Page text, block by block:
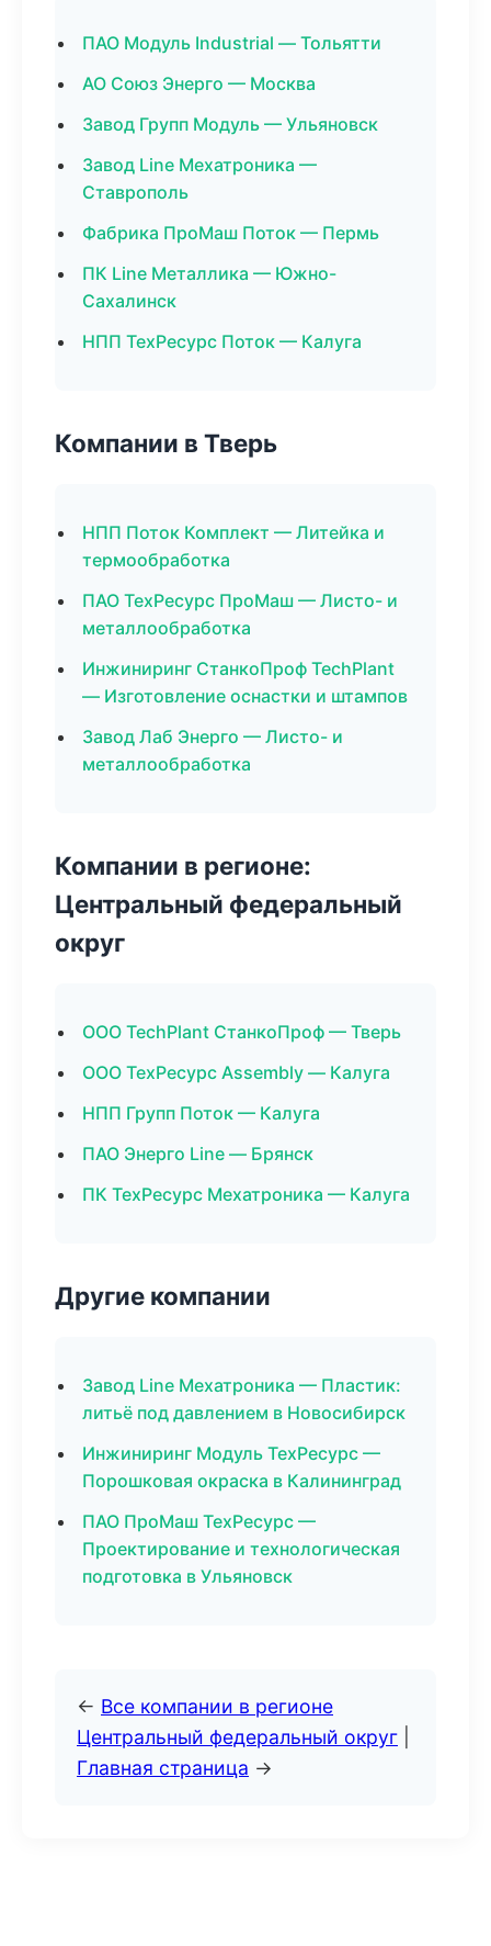
ПАО Модуль Industrial — Тольятти
АО Союз Энерго — Москва
Завод Групп Модуль — Ульяновск
Завод Line Мехатроника —
Ставрополь
Фабрика ПроМаш Поток — Пермь
ПК Line Металлика — Южно-
Сахалинск
НПП ТехРесурс Поток — Калуга
Компании в Тверь
НПП Поток Комплект — Литейка и
термообработка
ПАО ТехРесурс ПроМаш — Листо- и
металлообработка
Инжиниринг СтанкоПроф TechPlant
— Изготовление оснастки и штампов
Завод Лаб Энерго — Листо- и
металлообработка
Компании в регионе:
Центральный федеральный
округ
ООО TechPlant СтанкоПроф — Тверь
ООО ТехРесурс Assembly — Калуга
НПП Групп Поток — Калуга
ПАО Энерго Line — Брянск
ПК ТехРесурс Мехатроника — Калуга
Другие компании
Завод Line Мехатроника — Пластик:
литьё под давлением в Новосибирск
Инжиниринг Модуль ТехРесурс —
Порошковая окраска в Калининград
ПАО ПроМаш ТехРесурс —
Проектирование и технологическая
подготовка в Ульяновск
← Все компании в регионе
Центральный федеральный округ
Главная страница →